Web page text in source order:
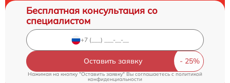
Бесплатная консультация со
специалистом
Оставить заявку
Нажимая на кнопку "Оставить заявку" Вы соглашаетесь cполитикой
конфиденциальности